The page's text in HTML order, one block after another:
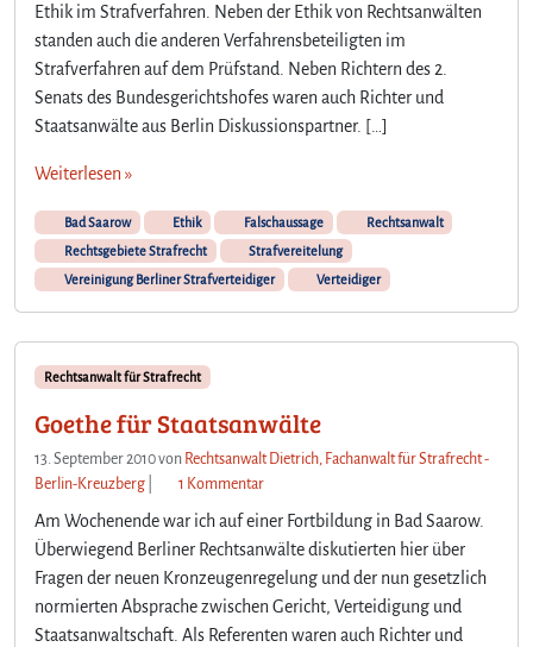
Ethik im Strafverfahren. Neben der Ethik von Rechtsanwälten
standen auch die anderen Verfahrensbeteiligten im
Strafverfahren auf dem Prüfstand. Neben Richtern des 2.
Senats des Bundesgerichtshofes waren auch Richter und
Staatsanwälte aus Berlin Diskussionspartner. […]
Weiterlesen »
Bad Saarow Ethik Falschaussage
Rechtsanwalt
Rechtsgebiete Strafrecht
Strafvereitelung
Vereinigung Berliner Strafverteidiger
Verteidiger
Rechtsanwalt für Strafrecht
Goethe für Staatsanwälte
13. September 2010von Rechtsanwalt Dietrich, Fachanwalt für Strafrecht -
Berlin-Kreuzberg
1 Kommentarz
o
e
t
h
Am Wochenende war ich auf einer Fortbildung in Bad Saarow.
Überwiegend Berliner Rechtsanwälte diskutierten hier über
Fragen der neuen Kronzeugenregelung und der nun gesetzlich
normierten Absprache zwischen Gericht, Verteidigung und
Staatsanwaltschaft. Als Referenten waren auch Richter und